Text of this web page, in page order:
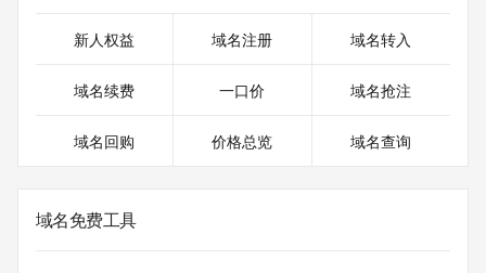
新人权益 域名注册 域名转入
域名续费 一口价 域名抢注
域名回购 价格总览 域名查询
域名免费工具